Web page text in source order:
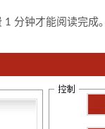
分钟才能阅读完成。